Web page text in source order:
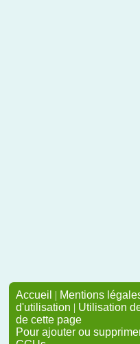
Accueil | Mentions
d'utilisation | Utilisation
de cette page
Pour ajouter ou